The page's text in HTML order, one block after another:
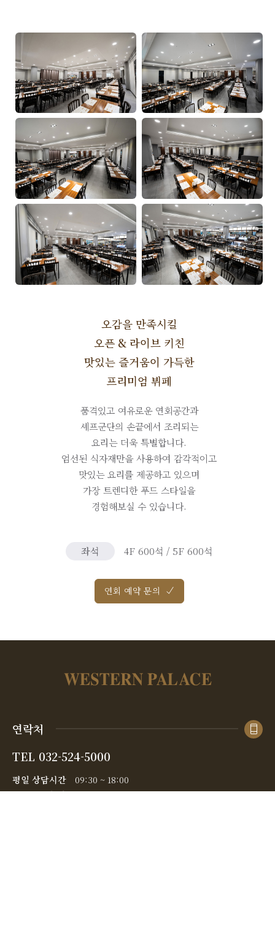
오감을 만족시킬
오픈 & 라이브 키친
맛있는 즐거움이 가득한
프리미엄 뷔페
품격있고 여유로운 연회공간과
셰프군단의 손끝에서 조리되는
요리는 더욱 특별합니다.
엄선된 식자재만을 사용하여 감각적이고
맛있는 요리를 제공하고 있으며
가장 트렌디한 푸드 스타일을
경험해보실 수 있습니다.
좌석 4F 600석 / 5F 600석
연회 예약 문의
연락처
TEL 032-524-5000
평일 상담시간
09:30 ~ 18:00
주말 · 공휴일 09:00 ~ 19:00